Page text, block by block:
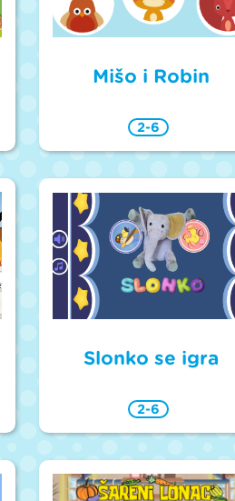
Mišo i Robin
2-6
Slonko se igra
2-6